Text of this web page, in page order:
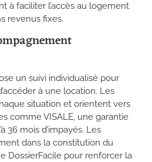
à faciliter l’accès au logement
revenus fixes.
un suivi individualisé pour
à une location. Les
situation et orientent vers
comme VISALE, une garantie
36 mois d’impayés. Les
dans la constitution du
DossierFacile pour renforcer la